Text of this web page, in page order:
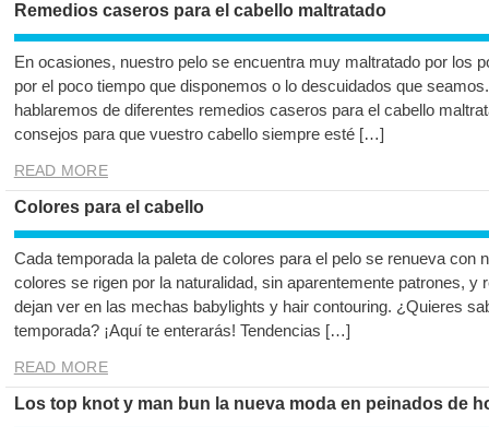
Remedios caseros para el cabello maltratado
En ocasiones, nuestro pelo se encuentra muy maltratado por los
por el poco tiempo que disponemos o lo descuidados que
hablaremos de diferentes remedios caseros para el cabello
consejos para que vuestro cabello siempre esté […]
READ MORE
Colores para el cabello
Cada temporada la paleta de colores para el pelo se renueva con
colores se rigen por la naturalidad, sin aparentemente patrones, y
dejan ver en las mechas babylights y hair contouring. ¿Quieres
temporada? ¡Aquí te enterarás! Tendencias […]
READ MORE
Los top knot y man bun la nueva moda en peinados de